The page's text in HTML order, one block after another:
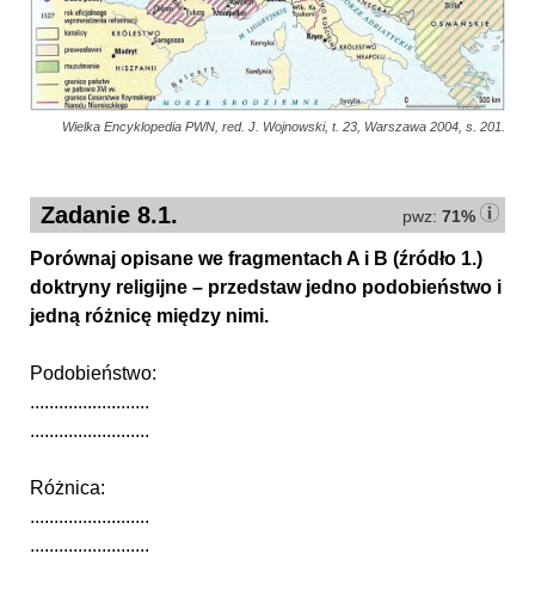
Wielka Encyklopedia PWN, red. J. Wojnowski, t. 23, Warszawa 2004, s. 201.
pwz: 71%
Zadanie 8.1.
Porównaj opisane we fragmentach A i B (źródło 1.)
doktryny religijne – przedstaw jedno podobieństwo i
jedną różnicę między nimi.
Podobieństwo:
.........................
.........................
Różnica:
.........................
.........................